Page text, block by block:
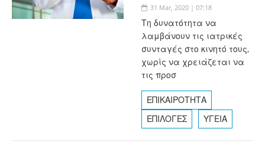
31 Mar, 2020 | 07:18
Τη δυνατότητα να
λαμβάνουν τις ιατρικές
συνταγές στο κινητό τους,
χωρίς να χρειάζεται να
τις προσ
ΕΠΙΚΑΙΡΟΤΗΤΑ
ΕΠΙΛΟΓΕΣ
ΥΓΕΙΑ